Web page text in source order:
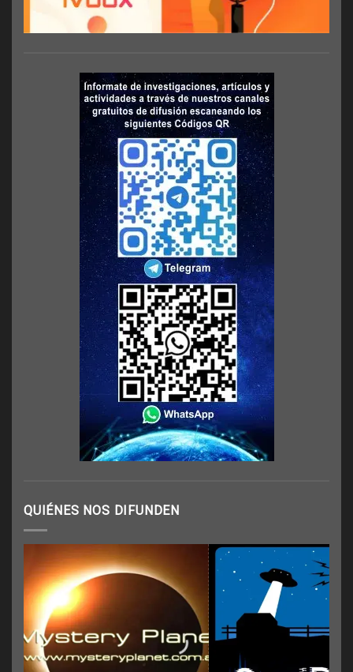
QUIÉNES NOS DIFUNDEN